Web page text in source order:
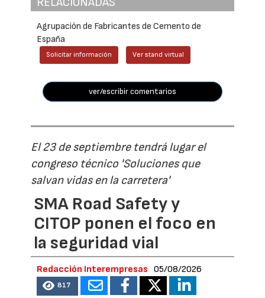
Agrupación de Fabricantes de Cemento de
España
Solicitar información Ver stand virtual
ver/escribir comentarios
El 23 de septiembre tendrá lugar el
congreso técnico 'Soluciones que
salvan vidas en la carretera'
SMA Road Safety y
CITOP ponen el foco en
la seguridad vial
Redacción Interempresas 05/08/2026
817